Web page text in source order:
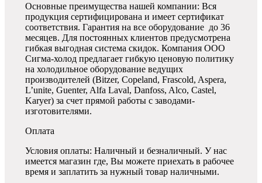
Основные преимущества нашей компании: Вся
продукция сертифицирована и имеет сертификат
соответствия. Гарантия на все оборудование до 36
месяцев. Для постоянных клиентов предусмотрена
гибкая выгодная система скидок. Компания ООО
Сигма-холод предлагает гибкую ценовую политику
на холодильное оборудование ведущих
производителей (Bitzer, Copeland, Frascold, Aspera,
L’unite, Guenter, Alfa Laval, Danfoss, Alco, Castel,
Karyer) за счет прямой работы с заводами-
изготовителями.
Оплата
Условия оплаты: Наличный и безналичный. У нас
имеется магазин где, Вы можете приехать в рабочее
время и заплатить за нужный товар наличными.